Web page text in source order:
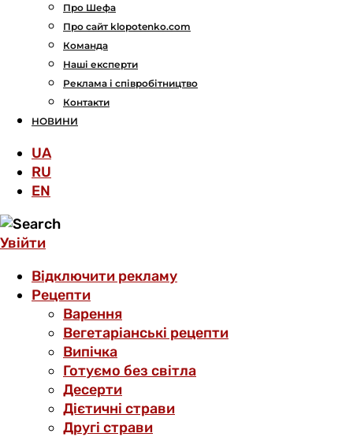
Про Шефа
Про сайт klopotenko.com
Команда
Наші експерти
Реклама і співробітництво
Контакти
НОВИНИ
UA
RU
EN
Увійти
Відключити рекламу
Рецепти
Варення
Вегетаріанські рецепти
Випічка
Готуємо без світла
Десерти
Дієтичні страви
Другі страви